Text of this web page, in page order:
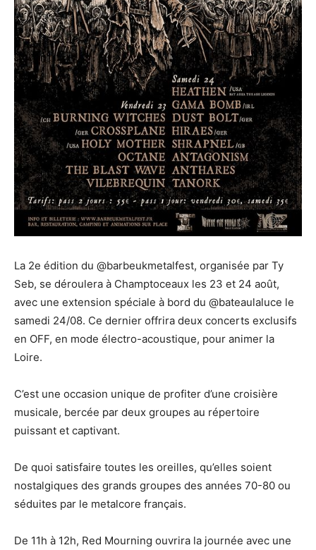
La 2e édition du @barbeukmetalfest, organisée par Ty
Seb, se déroulera à Champtoceaux les 23 et 24 août,
avec une extension spéciale à bord du @bateaulaluce le
samedi 24/08. Ce dernier offrira deux concerts exclusifs
en OFF, en mode électro-acoustique, pour animer la
Loire.
C’est une occasion unique de profiter d’une croisière
musicale, bercée par deux groupes au répertoire
puissant et captivant.
De quoi satisfaire toutes les oreilles, qu’elles soient
nostalgiques des grands groupes des années 70-80 ou
séduites par le metalcore français.
De 11h à 12h, Red Mourning ouvrira la journée avec une